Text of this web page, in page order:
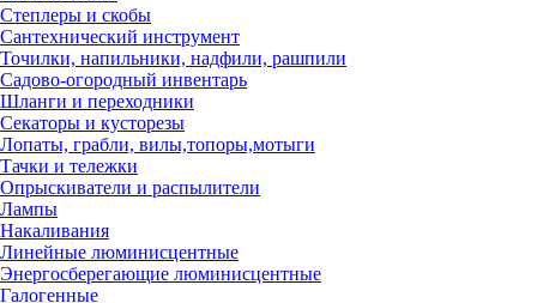
Степлеры и скобы
Сантехнический инструмент
Точилки, напильники, надфили, рашпили
Садово-огородный инвентарь
Шланги и переходники
Секаторы и кусторезы
Лопаты, грабли, вилы,топоры,мотыги
Тачки и тележки
Опрыскиватели и распылители
Лампы
Накаливания
Линейные люминисцентные
Энергосберегающие люминисцентные
Галогенные